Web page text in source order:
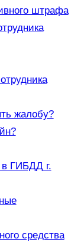
штрафа
жалобу?
в ГИБДД г.
средства